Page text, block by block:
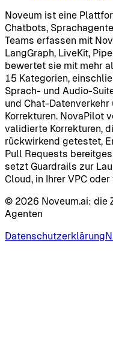
Noveum ist eine
Chatbots,
Teams erfassen mit
LangGraph, LiveKit,
bewertet sie mit mehr
15 Kategorien,
Sprach- und Audio-
und Chat-
Korrekturen. NovaPilot
validierte Korrekturen,
rückwirkend getestet,
Pull Requests
setzt Guardrails zur
Cloud, in Ihrer VPC
© 2026 Noveum.ai: die
Agenten
Datenschutzerklärung